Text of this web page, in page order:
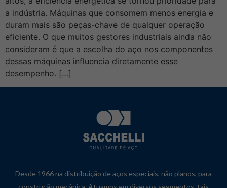
a indústria. Máquinas que consomem menos energia e
duram mais são peças-chave de qualquer operação
eficiente. O que muitos gestores industriais ainda não
consideram é que a escolha do aço nos componentes
dessas máquinas influencia diretamente esse
desempenho. […]
Desde 1966 na distribuição de aços especiais, não planos, para